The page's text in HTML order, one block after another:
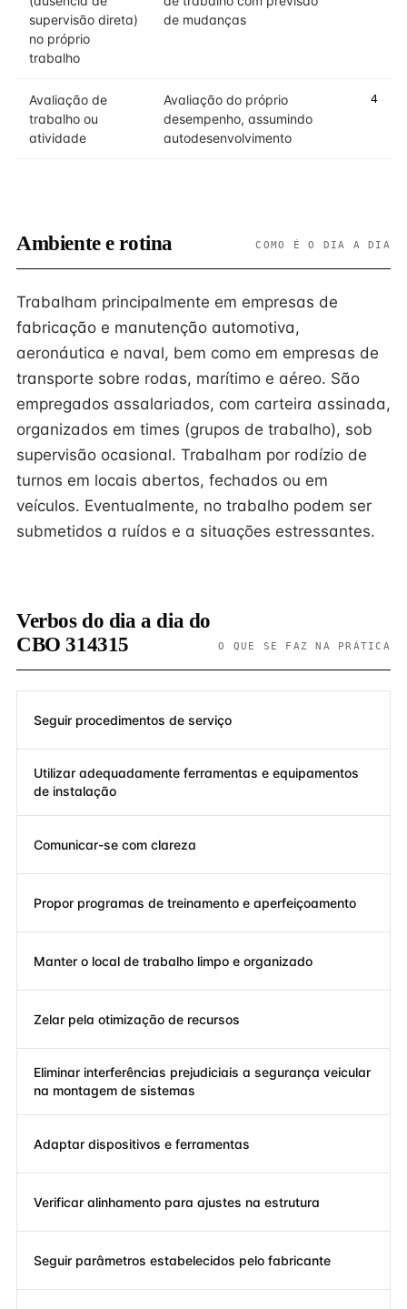
supervisão direta)
no próprio
trabalho
de mudanças
Avaliação de
trabalho ou
atividade
Avaliação do próprio
desempenho, assumindo
autodesenvolvimento
4
Ambiente e rotina COMO É O DIA A DIA
Trabalham principalmente em empresas de
fabricação e manutenção automotiva,
aeronáutica e naval, bem como em empresas de
transporte sobre rodas, marítimo e aéreo. São
empregados assalariados, com carteira assinada,
organizados em times (grupos de trabalho), sob
supervisão ocasional. Trabalham por rodízio de
turnos em locais abertos, fechados ou em
veículos. Eventualmente, no trabalho podem ser
submetidos a ruídos e a situações estressantes.
Verbos do dia a dia do
CBO 314315
O QUE SE FAZ NA PRÁTICA
Seguir procedimentos de serviço
Utilizar adequadamente ferramentas e equipamentos
de instalação
Comunicar-se com clareza
Propor programas de treinamento e aperfeiçoamento
Manter o local de trabalho limpo e organizado
Zelar pela otimização de recursos
Eliminar interferências prejudiciais a segurança veicular
na montagem de sistemas
Adaptar dispositivos e ferramentas
Verificar alinhamento para ajustes na estrutura
Seguir parâmetros estabelecidos pelo fabricante